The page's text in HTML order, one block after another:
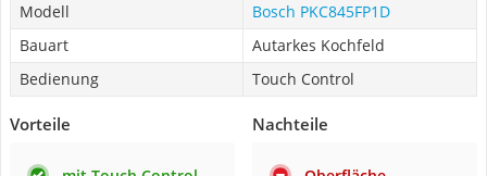
Modell
Bosch PKC845FP1D
Bauart
Autarkes Kochfeld
Bedienung
Touch Control
Vorteile Nachteile